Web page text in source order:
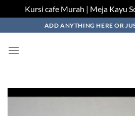
Kursi cafe Murah | Meja Kayu
to
content
ADD ANYTHING HERE OR